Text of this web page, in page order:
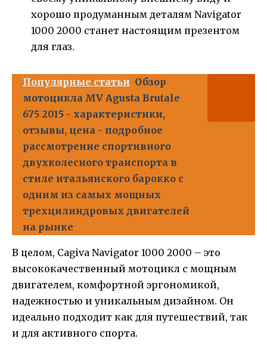
хорошо продуманным деталям Navigator
1000 2000 станет настоящим презентом
для глаз.
Популярные статьи Обзор
мотоцикла MV Agusta Brutale
675 2015 - характеристики,
отзывы, цена - подробное
рассмотрение спортивного
двухколесного транспорта в
стиле итальянского барокко с
одним из самых мощных
трехцилиндровых двигателей
на рынке
В целом, Cagiva Navigator 1000 2000 – это
высококачественный мотоцикл с мощным
двигателем, комфортной эргономикой,
надежностью и уникальным дизайном. Он
идеально подходит как для путешествий, так
и для активного спорта.